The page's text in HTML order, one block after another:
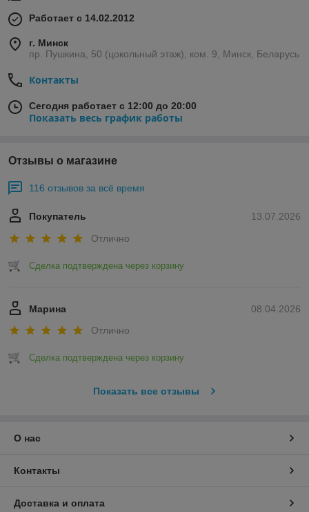
Работает с 14.02.2012
г. Минск
пр. Пушкина, 50 (цокольный этаж), ком. 9, Минск, Беларусь
Контакты
Сегодня работает с 12:00 до 20:00
Показать весь график работы
Отзывы о магазине
116 отзывов за всё время
13.07.2026
Покупатель
Отлично
Сделка подтверждена через корзину
08.04.2026
Марина
Отлично
Сделка подтверждена через корзину
Показать все отзывы
О нас
Контакты
Доставка и оплата